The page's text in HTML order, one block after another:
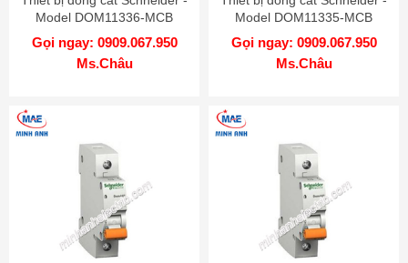
Model DOM11336-MCB
Gọi ngay: 0909.067.950
Ms.Châu
Model DOM11335-MCB
Gọi ngay: 0909.067.950
Ms.Châu